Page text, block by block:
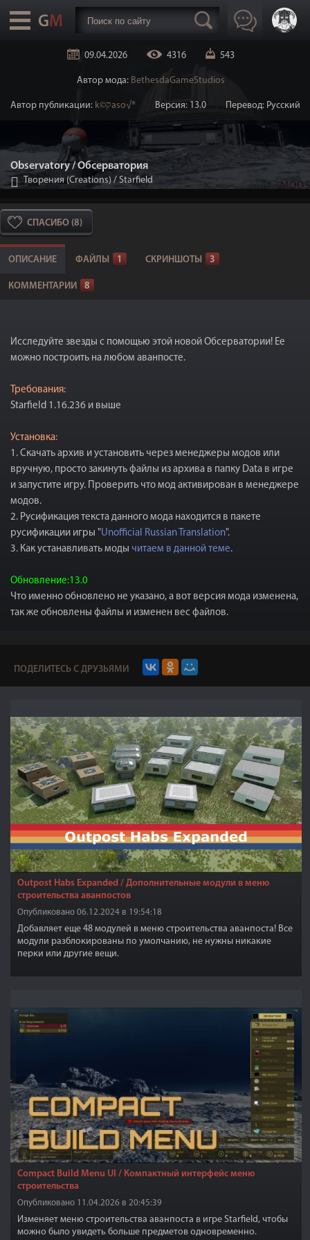
09.04.2026 4316 543
Автор мода: BethesdaGameStudios
Автор публикации: k©קaso√® Версия: 13.0 Перевод: Русский
Observatory / Обсерватория
Творения (Creations) / Starfield
СПАСИБО (8)
ОПИСАНИЕ ФАЙЛЫ 1 СКРИНШОТЫ 3
КОММЕНТАРИИ 8
Исследуйте звезды с помощью этой новой Обсерватории! Ее
можно построить на любом аванпосте.
Требования:
Starfield 1.16.236 и выше
Установка:
1. Скачать архив и установить через менеджеры модов или
вручную, просто закинуть файлы из архива в папку Data в игре
и запустите игру. Проверить что мод активирован в менеджере
модов.
2. Русификация текста данного мода находится в пакете
русификации игры "Unofficial Russian Translation".
3. Как устанавливать моды читаем в данной теме.
Обновление:13.0
Что именно обновлено не указано, а вот версия мода изменена,
так же обновлены файлы и изменен вес файлов.
ПОДЕЛИТЕСЬ С ДРУЗЬЯМИ
Outpost Habs Expanded / Дополнительные модули в меню
строительства аванпостов
Опубликовано 06.12.2024 в 19:54:18
Добавляет еще 48 модулей в меню строительства аванпоста! Все
модули разблокированы по умолчанию, не нужны никакие
перки или другие вещи.
Compact Build Menu UI / Компактный интерфейс меню
строительства
Опубликовано 11.04.2026 в 20:45:39
Изменяет меню строительства аванпоста в игре Starfield, чтобы
можно было увидеть больше предметов одновременно.